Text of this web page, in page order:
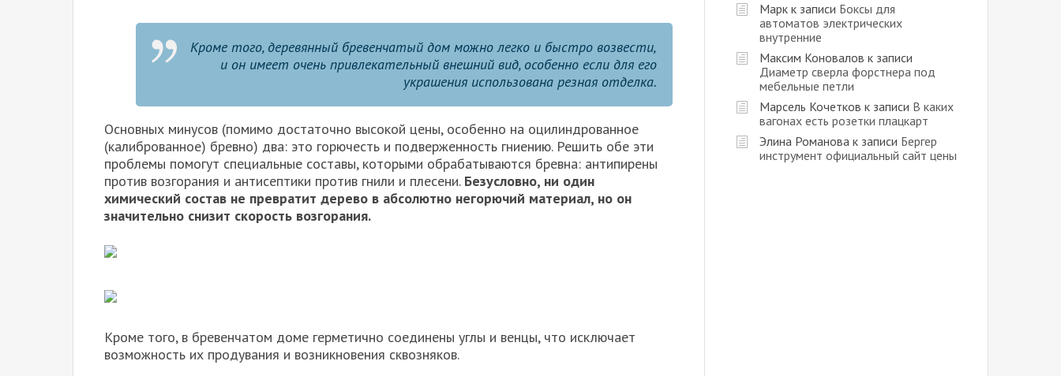
Кроме того, деревянный бревенчатый дом можно легко и быстро возвести,
и он имеет очень привлекательный внешний вид, особенно если для его
украшения использована резная отделка.
Основных минусов (помимо достаточно высокой цены, особенно на оцилиндрованное
(калиброванное) бревно) два: это горючесть и подверженность гниению. Решить обе эти
проблемы помогут специальные составы, которыми обрабатываются бревна: антипирены
против возгорания и антисептики против гнили и плесени. Безусловно, ни один
химический состав не превратит дерево в абсолютно негорючий материал, но он
значительно снизит скорость возгорания.
Кроме того, в бревенчатом доме герметично соединены углы и венцы, что исключает
возможность их продувания и возникновения сквозняков.
Марк к записи Боксы для
автоматов электрических
внутренние
Максим Коновалов к записи
Диаметр сверла форстнера под
мебельные петли
Марсель Кочетков к записи В каких
вагонах есть розетки плацкарт
Элина Романова к записи Бергер
инструмент официальный сайт цены